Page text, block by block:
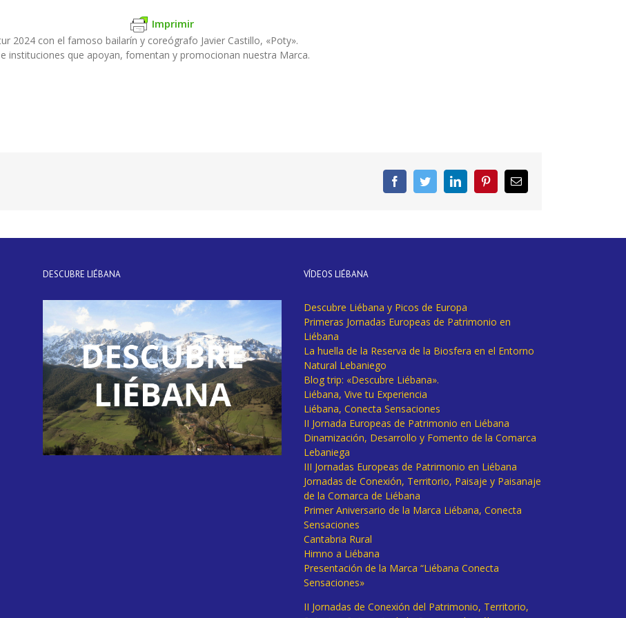
Imprimir
2024 con el famoso bailarín y coreógrafo Javier Castillo, «Poty».
instituciones que apoyan, fomentan y promocionan nuestra Marca.
FacebookTwitterLinkedInPinterestCorreo
electrónico
DESCUBRE LIÉBANA VÍDEOS LIÉBANA
Descubre Liébana y Picos de Europa
Primeras Jornadas Europeas de Patrimonio en
Liébana
La huella de la Reserva de la Biosfera en el Entorno
Natural Lebaniego
Blog trip: «Descubre Liébana».
Liébana, Vive tu Experiencia
Liébana, Conecta Sensaciones
II Jornada Europeas de Patrimonio en Liébana
Dinamización, Desarrollo y Fomento de la Comarca
Lebaniega
III Jornadas Europeas de Patrimonio en Liébana
Jornadas de Conexión, Territorio, Paisaje y Paisanaje
de la Comarca de Liébana
Primer Aniversario de la Marca Liébana, Conecta
Sensaciones
Cantabria Rural
Himno a Liébana
Presentación de la Marca “Liébana Conecta
Sensaciones»
II Jornadas de Conexión del Patrimonio, Territorio,